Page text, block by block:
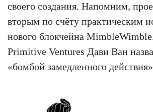
своего создания. Напомним,
вторым по счёту практическим
нового блокчейна
Primitive Ventures Дави Ван
«бомбой замедленного